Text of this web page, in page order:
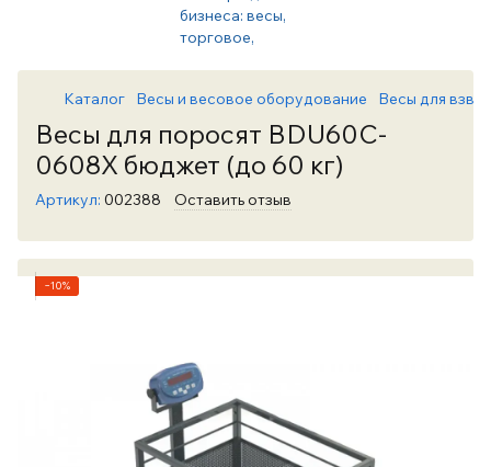
Каталог Весы и весовое оборудование Весы для
Весы для поросят BDU60C-
0608X бюджет (до 60 кг)
Артикул: 002388 Оставить отзыв
−10%